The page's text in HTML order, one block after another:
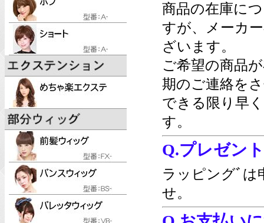
商品の在庫に
すが、メーカ
ざいます。
ご希望の商品
期のご連絡を
できる限り早
す。
Q.プレゼン
ラッピングﾞは
せ。